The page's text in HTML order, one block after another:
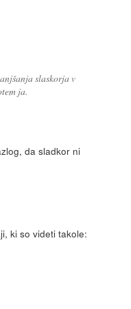
slaskorja v
ja.
da sladkor ni
ki so videti takole: